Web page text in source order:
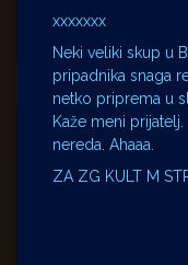
xxxxxxx
Neki veliki skup u
pripadnika snaga
netko priprema u
Kaže meni
nereda. Ahaaa.
ZA ZG KULT M